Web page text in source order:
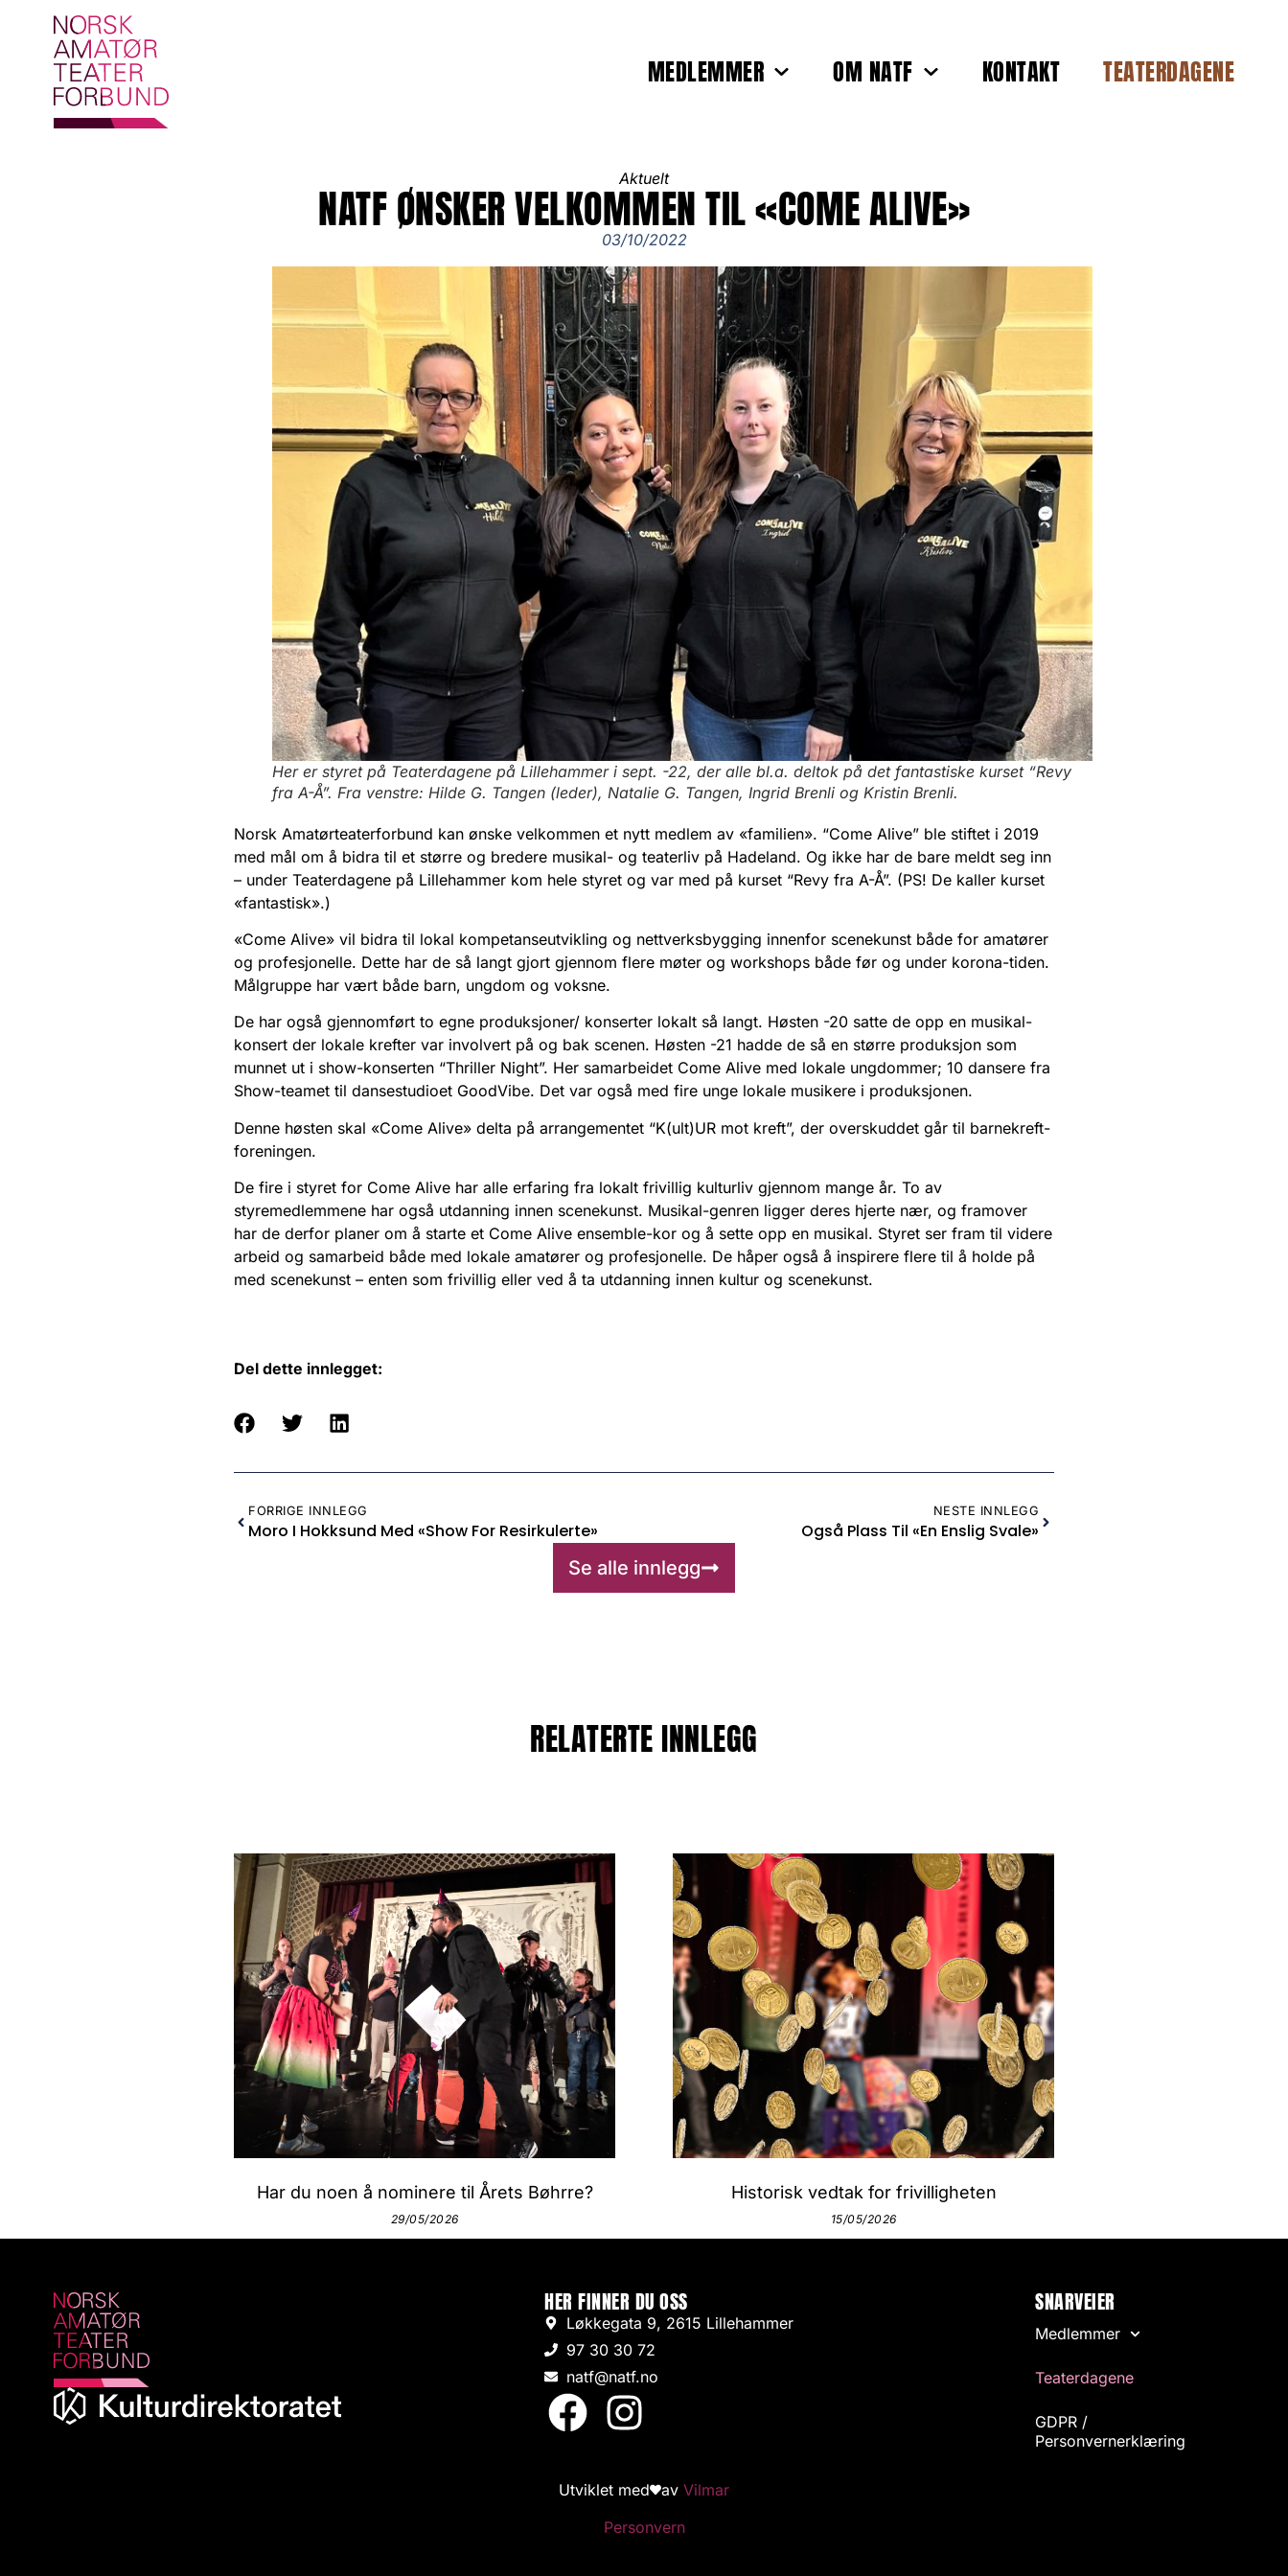
MEDLEMMER OM NATF KONTAKT TEATERDAGENE
Aktuelt
NATF ØNSKER VELKOMMEN TIL «COME ALIVE»
03/10/2022
Her er styret på Teaterdagene på Lillehammer i sept. -22, der alle bl.a. deltok på det fantastiske kurset “Revy
fra A-Å”. Fra venstre: Hilde G. Tangen (leder), Natalie G. Tangen, Ingrid Brenli og Kristin Brenli.
Norsk Amatørteaterforbund kan ønske velkommen et nytt medlem av «familien». “Come Alive” ble stiftet i 2019
med mål om å bidra til et større og bredere musikal- og teaterliv på Hadeland. Og ikke har de bare meldt seg inn
– under Teaterdagene på Lillehammer kom hele styret og var med på kurset “Revy fra A-Å”. (PS! De kaller kurset
«fantastisk».)
«Come Alive» vil bidra til lokal kompetanseutvikling og nettverksbygging innenfor scenekunst både for amatører
og profesjonelle. Dette har de så langt gjort gjennom flere møter og workshops både før og under korona-tiden.
Målgruppe har vært både barn, ungdom og voksne.
De har også gjennomført to egne produksjoner/ konserter lokalt så langt. Høsten -20 satte de opp en musikal-
konsert der lokale krefter var involvert på og bak scenen. Høsten -21 hadde de så en større produksjon som
munnet ut i show-konserten “Thriller Night”. Her samarbeidet Come Alive med lokale ungdommer; 10 dansere fra
Show-teamet til dansestudioet GoodVibe. Det var også med fire unge lokale musikere i produksjonen.
Denne høsten skal «Come Alive» delta på arrangementet “K(ult)UR mot kreft”, der overskuddet går til barnekreft-
foreningen.
De fire i styret for Come Alive har alle erfaring fra lokalt frivillig kulturliv gjennom mange år. To av
styremedlemmene har også utdanning innen scenekunst. Musikal-genren ligger deres hjerte nær, og framover
har de derfor planer om å starte et Come Alive ensemble-kor og å sette opp en musikal. Styret ser fram til videre
arbeid og samarbeid både med lokale amatører og profesjonelle. De håper også å inspirere flere til å holde på
med scenekunst – enten som frivillig eller ved å ta utdanning innen kultur og scenekunst.
Del dette innlegget:
FORRIGE INNLEGG
Moro I Hokksund Med «show For Resirkulerte»
NESTE INNLEGG
Også Plass Til «en Enslig Svale»
Se alle innlegg
RELATERTE INNLEGG
Har du noen å nominere til Årets Bøhrre?
29/05/2026
Historisk vedtak for frivilligheten
15/05/2026
HER FINNER DU OSS
Løkkegata 9, 2615 Lillehammer
97 30 30 72
natf@natf.no
SNARVEIER
Medlemmer
Teaterdagene
GDPR /
Personvernerklæring
Utviklet med av Vilmar
Personvern